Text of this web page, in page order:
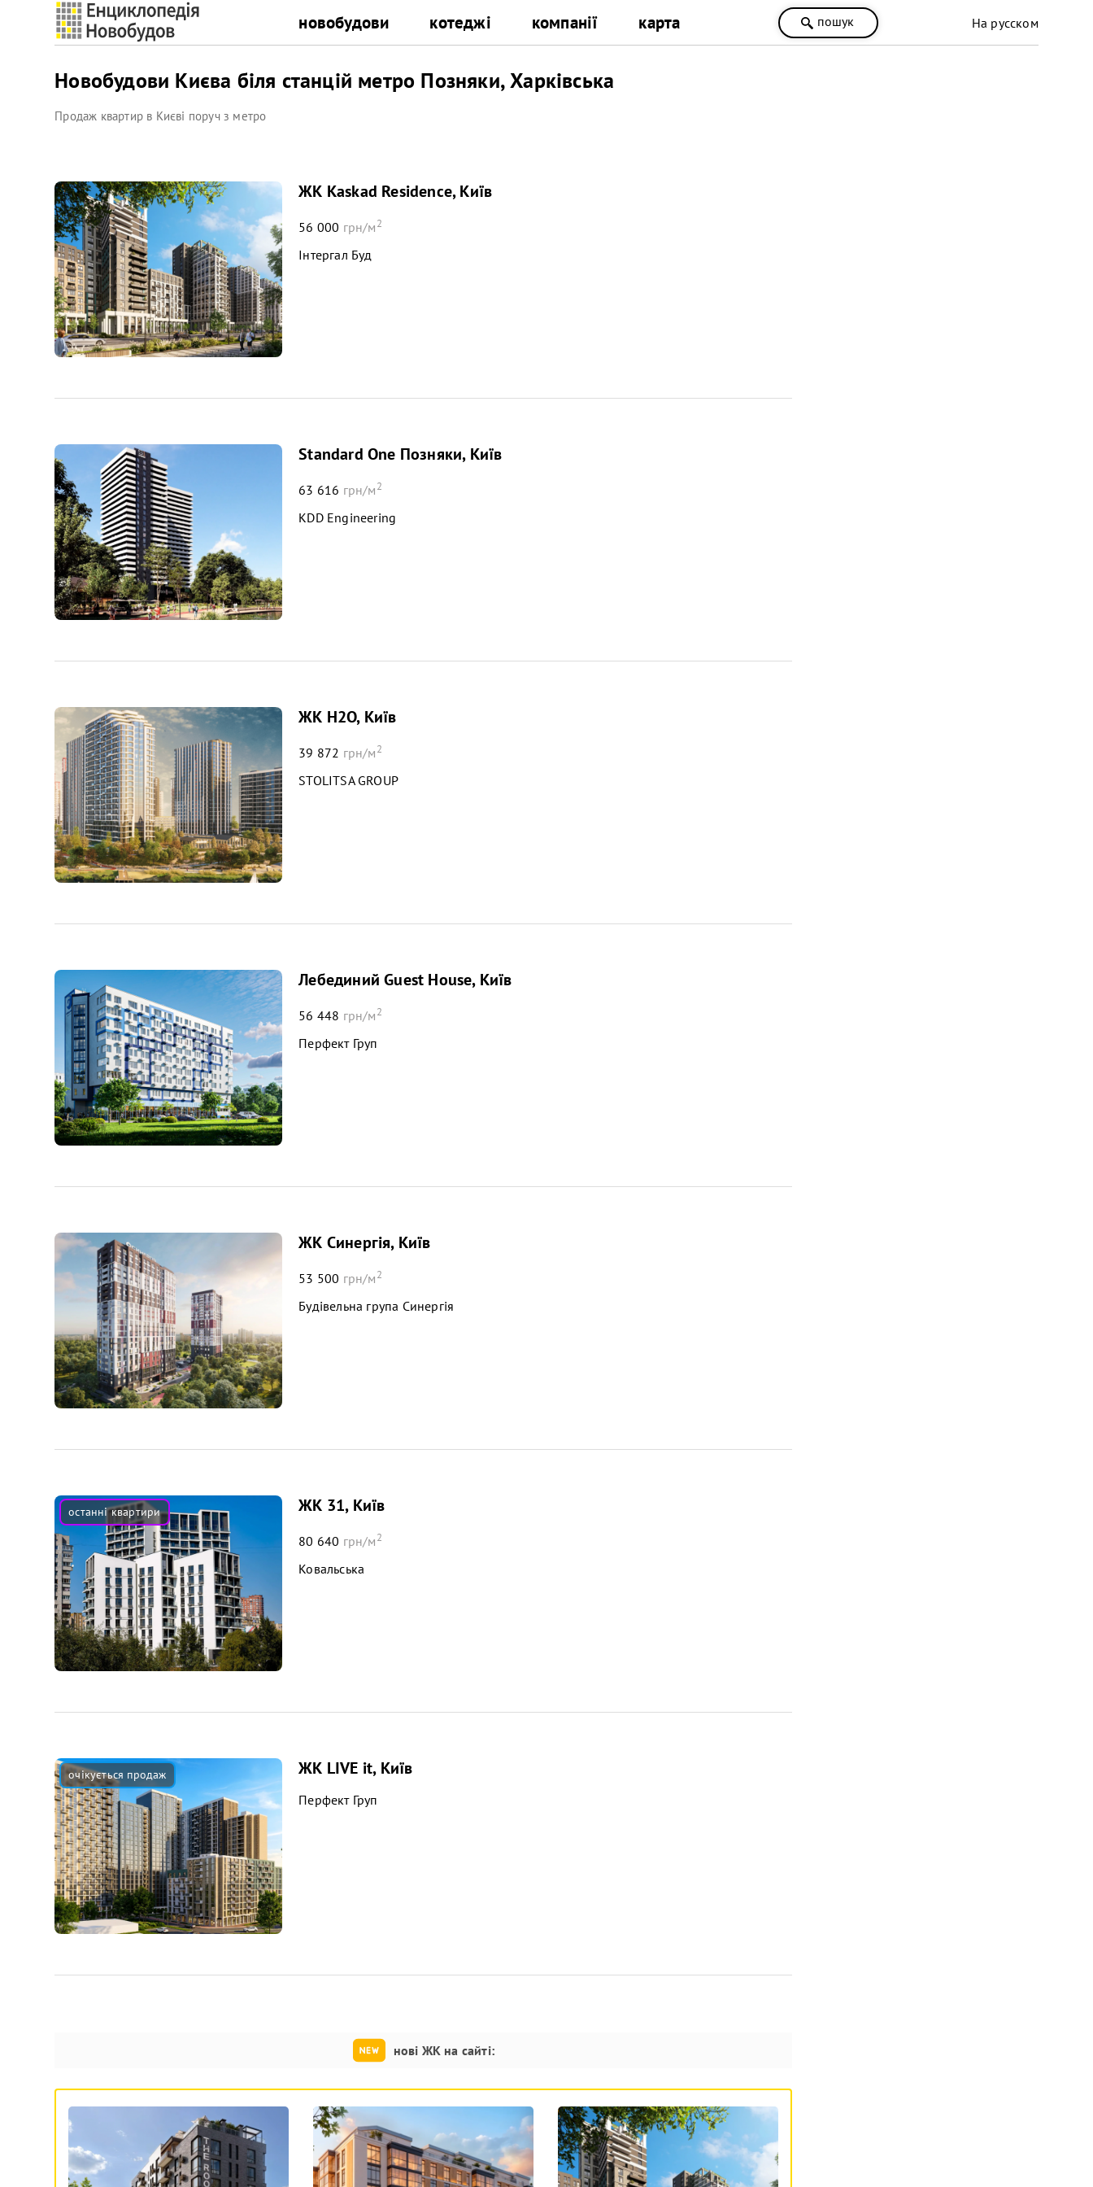
новобудови котеджі компанії карта пошук На русском
Новобудови Києва біля станцій метро Позняки, Харківська
Продаж квартир в Києві поруч з метро
ЖК Kaskad Residence, Київ
56 000 грн/м2
Інтергал Буд
Standard One Позняки, Київ
63 616 грн/м2
KDD Engineering
ЖК H2O, Київ
39 872 грн/м2
STOLITSA GROUP
Лебединий Guest House, Київ
56 448 грн/м2
Перфект Груп
ЖК Синергія, Київ
53 500 грн/м2
Будівельна група Синергія
ЖК 31, Київ
80 640 грн/м2
Ковальська
ЖК LIVE it, Київ
Перфект Груп
нові ЖК на сайті: